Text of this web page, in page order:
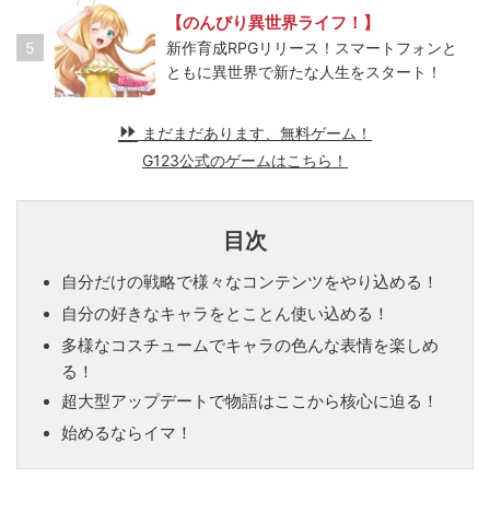
5
【のんびり異世界ライフ！】
新作育成RPGリリース！スマートフォンと
ともに異世界で新たな人生をスタート！
まだまだあります、無料ゲーム！
G123公式のゲームはこちら！
目次
自分だけの戦略で様々なコンテンツをやり込める！
自分の好きなキャラをとことん使い込める！
多様なコスチュームでキャラの色んな表情を楽しめ
る！
超大型アップデートで物語はここから核心に迫る！
始めるならイマ！